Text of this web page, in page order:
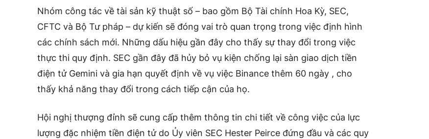
Nhóm công tác về tài sản kỹ thuật số – bao gồm Bộ Tài chính Hoa Kỳ, SEC,
CFTC và Bộ Tư pháp – dự kiến ​​sẽ đóng vai trò quan trọng trong việc định hình
các chính sách mới. Những dấu hiệu gần đây cho thấy sự thay đổi trong việc
thực thi quy định. SEC gần đây đã hủy bỏ vụ kiện chống lại sàn giao dịch tiền
điện tử Gemini và gia hạn quyết định về vụ việc Binance thêm 60 ngày , cho
thấy khả năng thay đổi trong cách tiếp cận của họ.
Hội nghị thượng đỉnh sẽ cung cấp thêm thông tin chi tiết về công việc của lực
lượng đặc nhiệm tiền điện tử do Ủy viên SEC Hester Peirce đứng đầu và các quy